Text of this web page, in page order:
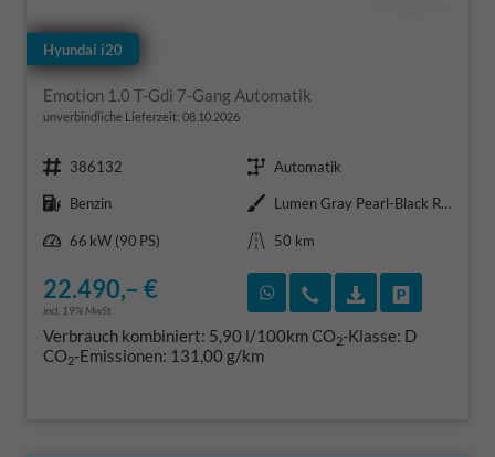
Hyundai i20
Emotion 1.0 T-Gdi 7-Gang Automatik
unverbindliche Lieferzeit: 08.10.2026
Fahrzeugnr. 386132 Getriebe Automatik
Kraftstoff Benzin Außenfarbe
Lumen Gray Pearl-Black Roof
Leistung
66 kW (90 PS) Kilometerstand 50 km
22.490,– €
incl. 19% MwSt.
Rückruf vereinbaren
Wir rufen Sie an
Verbrauch kombiniert: 5,90 l/100kmCO2-Klasse: D
CO2-Emissionen: 131,00 g/km